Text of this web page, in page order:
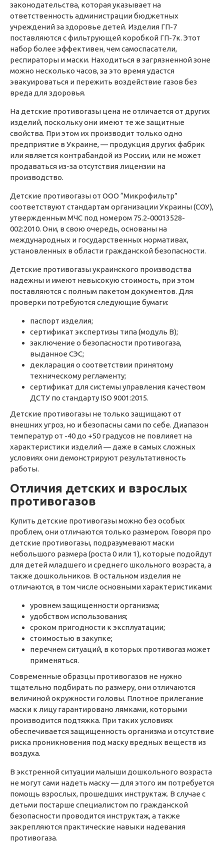
законодательства, которая указывает на
ответственность администрации бюджетных
учреждений за здоровье детей. Изделия ГП-7
поставляются с фильтрующей коробкой ГП-7к. Этот
набор более эффективен, чем самоспасатели,
респираторы и маски. Находиться в загрязненной зоне
можно несколько часов, за это время удастся
эвакуироваться и пережить воздействие газов без
вреда для здоровья.
На детские противогазы цена не отличается от других
изделий, поскольку они имеют те же защитные
свойства. При этом их производит только одно
предприятие в Украине, — продукция других фабрик
или является контрабандой из России, или не может
продаваться из-за отсутствия лицензии на
производство.
Детские противогазыот ООО “Микрофильтр”
соответствуют стандартам организации Украины (СОУ),
утвержденным МЧС под номером 75.2-00013528-
002:2010. Они, в свою очередь, основаны на
международных и государственных нормативах,
установленных в области гражданской безопасности.
Детские противогазы украинского производства
надежны и имеют невысокую стоимость, при этом
поставляются с полным пакетом документов. Для
проверки потребуются следующие бумаги:
паспорт изделия;
сертификат экспертизы типа (модуль В);
заключение о безопасности противогаза,
выданное СЭС;
декларация о соответствии принятому
техническому регламенту;
сертификат для системы управления качеством
ДСТУ по стандарту ISO 9001:2015.
Детские противогазы не только защищают от
внешних угроз, но и безопасны сами по себе. Диапазон
температур от -40 до +50 градусов не повлияет на
характеристики изделий — даже в самых сложных
условиях они демонстрируют результативность
работы.
Отличия детских и взрослых
противогазов
Купить детские противогазыможно без особых
проблем, они отличаются только размером. Говоря про
детские противогазы, подразумевают маски
небольшого размера (роста 0 или 1), которые подойдут
для детей младшего и среднего школьного возраста, а
также дошкольников. В остальном изделия не
отличаются, в том числе основными характеристиками:
уровнем защищенности организма;
удобством использования;
сроком пригодности к эксплуатации;
стоимостью в закупке;
перечнем ситуаций, в которых противогаз может
применяться.
Современные образцы противогазов не нужно
тщательно подбирать по размеру, они отличаются
величиной окружности головы. Плотное прилегание
маски к лицу гарантировано лямками, которыми
производится подтяжка. При таких условиях
обеспечивается защищенность организма и отсутствие
риска проникновения под маску вредных веществ из
воздуха.
В экстренной ситуации малыши дошкольного возраста
не могут сами надеть маску — для этого им потребуется
помощь взрослых, прошедших инструктаж. В случае с
детьми постарше специалистом по гражданской
безопасности проводится инструктаж, а также
закрепляются практические навыки надевания
противогаза.